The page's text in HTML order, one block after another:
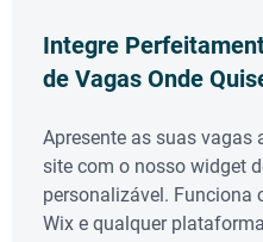
Integre
de Vagas Onde
Apresente as suas vagas
site com o nosso widget
personalizável. Funciona
Wix e qualquer